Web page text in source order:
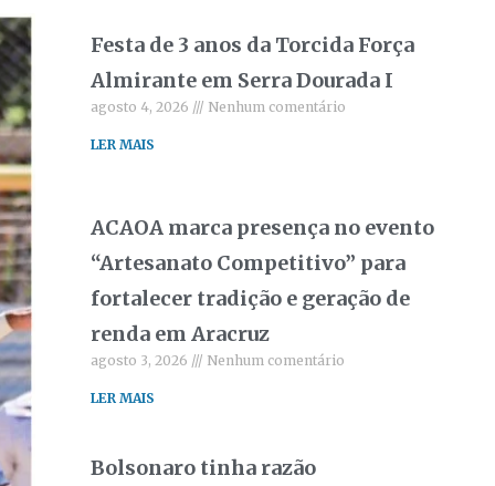
Festa de 3 anos da Torcida Força
Almirante em Serra Dourada I
agosto 4, 2026 Nenhum comentário
LER MAIS
ACAOA marca presença no evento
“Artesanato Competitivo” para
fortalecer tradição e geração de
renda em Aracruz
agosto 3, 2026 Nenhum comentário
LER MAIS
Bolsonaro tinha razão